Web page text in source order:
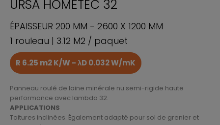
URSA HOMETEC 32
ÉPAISSEUR 200 MM - 2600 X 1200 MM
1 rouleau | 3.12 M2 / paquet
R 6.25 m2 K/W - λD 0.032 W/mK
Panneau roulé de laine minérale nu semi-rigide haute
performance avec lambda 32.
APPLICATIONS
Toitures inclinées. Également adapté pour sol de grenier et